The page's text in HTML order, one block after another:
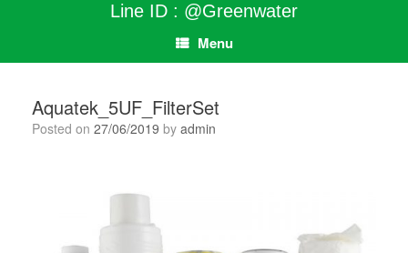
Line ID : @Greenwater
Menu
Aquatek_5UF_FilterSet
Posted on 27/06/2019 by admin